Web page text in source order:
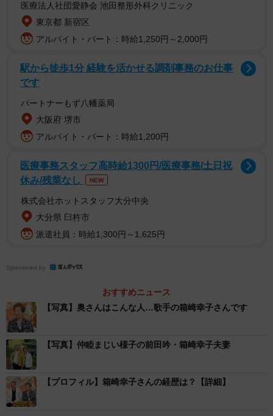
医療法人社団愛静会 池田整形外科クリニック
東京都 新宿区
アルバイト・パート：時給1,250円～2,000円
駅から徒歩1分 経験を活かせる調剤事務のお仕事
です
パートナーもず八幡薬局
大阪府 堺市
アルバイト・パート：時給1,200円
医療事務スタッフ高時給1300円/医療事務/土日祝
休み/残業なし
NEW
株式会社ホットスタッフ大分中央
大分県 臼杵市
派遣社員：時給1,300円～1,625円
Sponsored by
おすすめニュース
【写真】奥さんはこんな人…歌手の箱崎幸子さんです
【写真】仲睦まじい様子の前田吟・箱崎幸子夫妻
【プロフィル】箱崎幸子さんの経歴は？【詳細】